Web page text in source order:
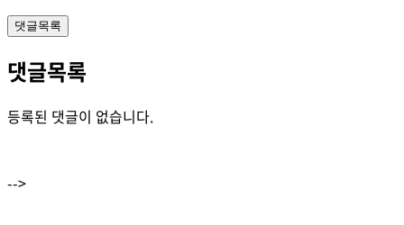
댓글목록
댓글목록
등록된 댓글이 없습니다.
-->